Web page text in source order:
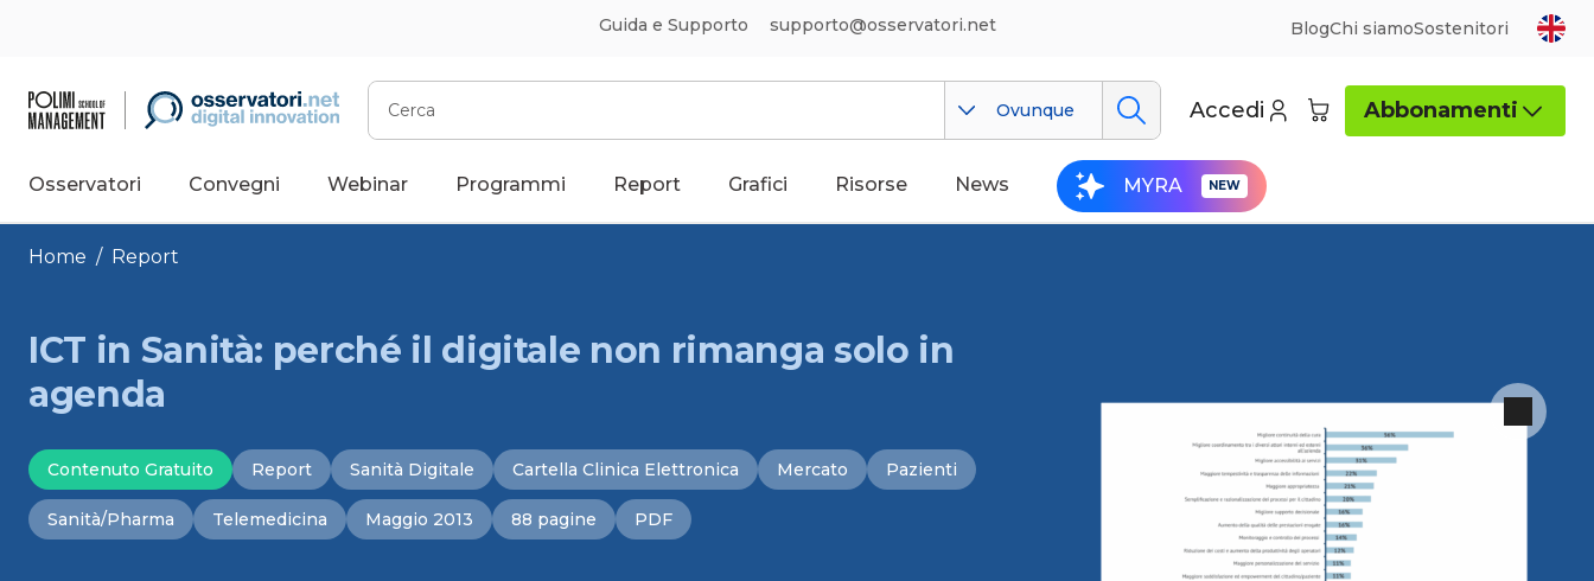
Guida e Supporto supporto@osservatori.net BlogChi siamoSostenitori
Cerca
Ovunque Accedi Abbonamenti
Osservatori Convegni Webinar Programmi Report Grafici Risorse News MYRA
Home / Report
ICT in Sanità: perché il digitale non rimanga solo in
agenda
Contenuto Gratuito Report Sanità Digitale Cartella Clinica Elettronica Mercato Pazienti
Sanità/Pharma Telemedicina Maggio 2013 88 pagine PDF